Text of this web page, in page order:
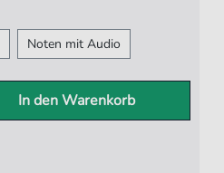
Noten mit Audio
In den Warenkorb